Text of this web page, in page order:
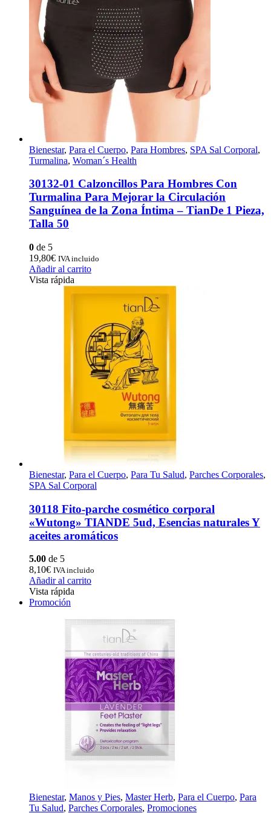
Bienestar, Para el Cuerpo, Para Hombres, SPA Sal Corporal,
Turmalina, Woman´s Health
30132-01 Calzoncillos Para Hombres Con
Turmalina Para Mejorar la Circulación
Sanguínea de la Zona Íntima – TianDe 1 Pieza,
Talla 50
0 de 5
19,80€ IVA incluido
Añadir al carrito
Vista rápida
Bienestar, Para el Cuerpo, Para Tu Salud, Parches Corporales,
SPA Sal Corporal
30118 Fito-parche cosmético corporal
«Wutong» TIANDE 5ud, Esencias naturales Y
aceites aromáticos
5.00 de 5
8,10€ IVA incluido
Añadir al carrito
Vista rápida
Promoción
Bienestar, Manos y Pies, Master Herb, Para el Cuerpo, Para
Tu Salud, Parches Corporales, Promociones